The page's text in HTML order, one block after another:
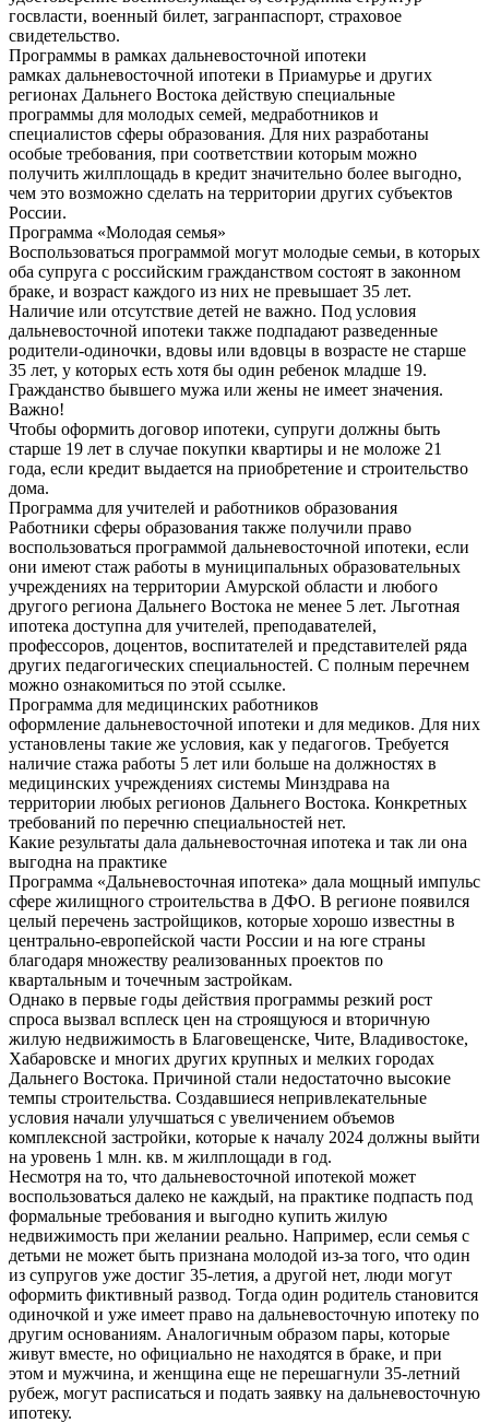
госвласти, военный билет, загранпаспорт, страховое
свидетельство.
Программы в рамках дальневосточной ипотеки
рамках дальневосточной ипотеки в Приамурье и других
регионах Дальнего Востока действую специальные
программы для молодых семей, медработников и
специалистов сферы образования. Для них разработаны
особые требования, при соответствии которым можно
получить жилплощадь в кредит значительно более выгодно,
чем это возможно сделать на территории других субъектов
России.
Программа «Молодая семья»
Воспользоваться программой могут молодые семьи, в которых
оба супруга с российским гражданством состоят в законном
браке, и возраст каждого из них не превышает 35 лет.
Наличие или отсутствие детей не важно. Под условия
дальневосточной ипотеки также подпадают разведенные
родители-одиночки, вдовы или вдовцы в возрасте не старше
35 лет, у которых есть хотя бы один ребенок младше 19.
Гражданство бывшего мужа или жены не имеет значения.
Важно!
Чтобы оформить договор ипотеки, супруги должны быть
старше 19 лет в случае покупки квартиры и не моложе 21
года, если кредит выдается на приобретение и строительство
дома.
Программа для учителей и работников образования
Работники сферы образования также получили право
воспользоваться программой дальневосточной ипотеки, если
они имеют стаж работы в муниципальных образовательных
учреждениях на территории Амурской области и любого
другого региона Дальнего Востока не менее 5 лет. Льготная
ипотека доступна для учителей, преподавателей,
профессоров, доцентов, воспитателей и представителей ряда
других педагогических специальностей. С полным перечнем
можно ознакомиться по этой ссылке.
Программа для медицинских работников
оформление дальневосточной ипотеки и для медиков. Для них
установлены такие же условия, как у педагогов. Требуется
наличие стажа работы 5 лет или больше на должностях в
медицинских учреждениях системы Минздрава на
территории любых регионов Дальнего Востока. Конкретных
требований по перечню специальностей нет.
Какие результаты дала дальневосточная ипотека и так ли она
выгодна на практике
Программа «Дальневосточная ипотека» дала мощный импульс
сфере жилищного строительства в ДФО. В регионе появился
целый перечень застройщиков, которые хорошо известны в
центрально-европейской части России и на юге страны
благодаря множеству реализованных проектов по
квартальным и точечным застройкам.
Однако в первые годы действия программы резкий рост
спроса вызвал всплеск цен на строящуюся и вторичную
жилую недвижимость в Благовещенске, Чите, Владивостоке,
Хабаровске и многих других крупных и мелких городах
Дальнего Востока. Причиной стали недостаточно высокие
темпы строительства. Создавшиеся непривлекательные
условия начали улучшаться с увеличением объемов
комплексной застройки, которые к началу 2024 должны выйти
на уровень 1 млн. кв. м жилплощади в год.
Несмотря на то, что дальневосточной ипотекой может
воспользоваться далеко не каждый, на практике подпасть под
формальные требования и выгодно купить жилую
недвижимость при желании реально. Например, если семья с
детьми не может быть признана молодой из-за того, что один
из супругов уже достиг 35-летия, а другой нет, люди могут
оформить фиктивный развод. Тогда один родитель становится
одиночкой и уже имеет право на дальневосточную ипотеку по
другим основаниям. Аналогичным образом пары, которые
живут вместе, но официально не находятся в браке, и при
этом и мужчина, и женщина еще не перешагнули 35-летний
рубеж, могут расписаться и подать заявку на дальневосточную
ипотеку.